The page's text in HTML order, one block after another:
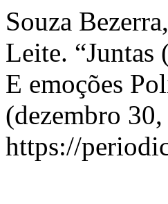
Souza
Leite. “Juntas
E emoções
(dezembro
https://